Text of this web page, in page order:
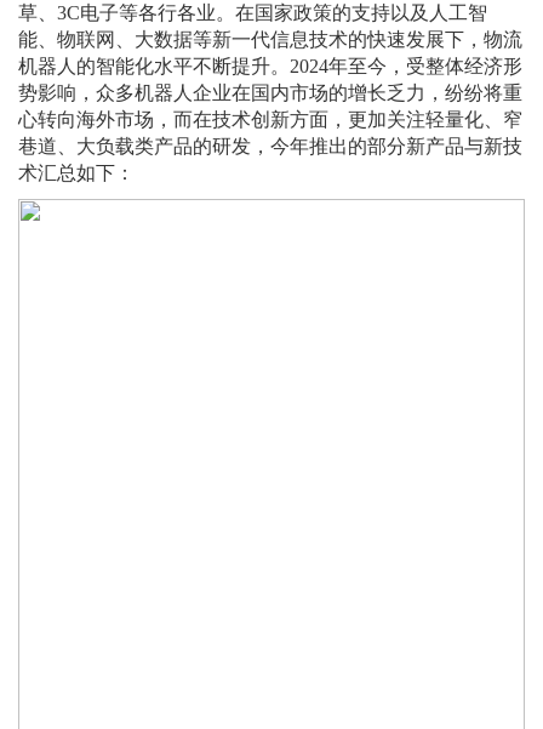
草、3C电子等各行各业。在国家政策的支持以及人工智
能、物联网、大数据等新一代信息技术的快速发展下，物流
机器人的智能化水平不断提升。2024年至今，受整体经济形
势影响，众多机器人企业在国内市场的增长乏力，纷纷将重
心转向海外市场，而在技术创新方面，更加关注轻量化、窄
巷道、大负载类产品的研发，今年推出的部分新产品与新技
术汇总如下：